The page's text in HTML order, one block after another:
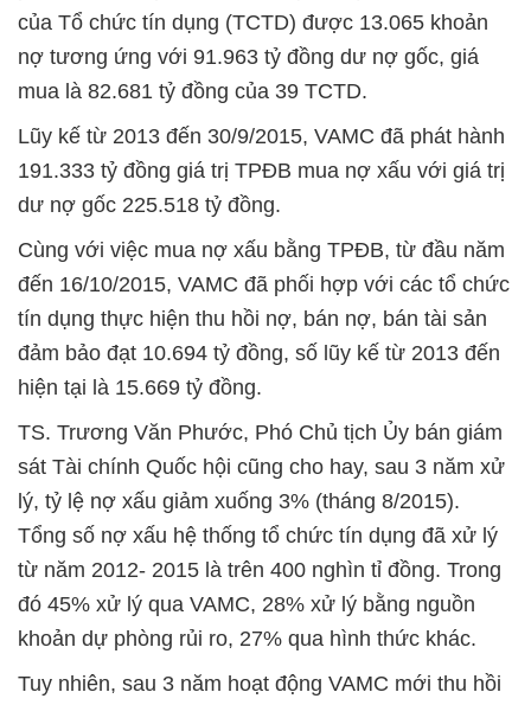
của Tổ chức tín dụng (TCTD) được 13.065 khoản
nợ tương ứng với 91.963 tỷ đồng dư nợ gốc, giá
mua là 82.681 tỷ đồng của 39 TCTD.
Lũy kế từ 2013 đến 30/9/2015, VAMC đã phát hành
191.333 tỷ đồng giá trị TPĐB mua nợ xấu với giá trị
dư nợ gốc 225.518 tỷ đồng.
Cùng với việc mua nợ xấu bằng TPĐB, từ đầu năm
đến 16/10/2015, VAMC đã phối hợp với các tổ chức
tín dụng thực hiện thu hồi nợ, bán nợ, bán tài sản
đảm bảo đạt 10.694 tỷ đồng, số lũy kế từ 2013 đến
hiện tại là 15.669 tỷ đồng.
TS. Trương Văn Phước, Phó Chủ tịch Ủy bán giám
sát Tài chính Quốc hội cũng cho hay, sau 3 năm xử
lý, tỷ lệ nợ xấu giảm xuống 3% (tháng 8/2015).
Tổng số nợ xấu hệ thống tổ chức tín dụng đã xử lý
từ năm 2012- 2015 là trên 400 nghìn tỉ đồng. Trong
đó 45% xử lý qua VAMC, 28% xử lý bằng nguồn
khoản dự phòng rủi ro, 27% qua hình thức khác.
Tuy nhiên, sau 3 năm hoạt động VAMC mới thu hồi